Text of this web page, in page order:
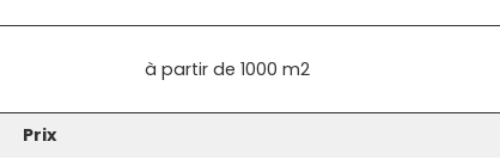
à partir de 1000 m2
Prix